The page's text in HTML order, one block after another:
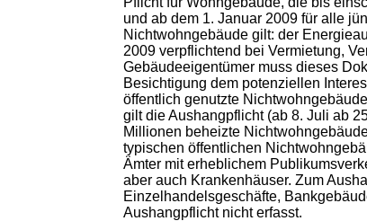
und ab dem 1. Januar 2009 für alle
Nichtwohngebäude gilt: der
2009 verpflichtend bei Vermietung,
Gebäudeeigentümer muss dieses
Besichtigung dem potenziellen
öffentlich genutzte
gilt die Aushangpflicht (ab 8. Juli ab
Millionen beheizte
typischen öffentlichen
Ämter mit erheblichem
aber auch Krankenhäuser. Zum
Einzelhandelsgeschäfte,
Aushangpflicht nicht erfasst.